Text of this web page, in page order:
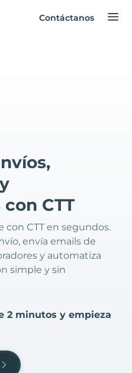
Contáctanos
CTT
CTT en segundos.
envía emails de
y automatiza
simple y sin
2 minutos y empieza